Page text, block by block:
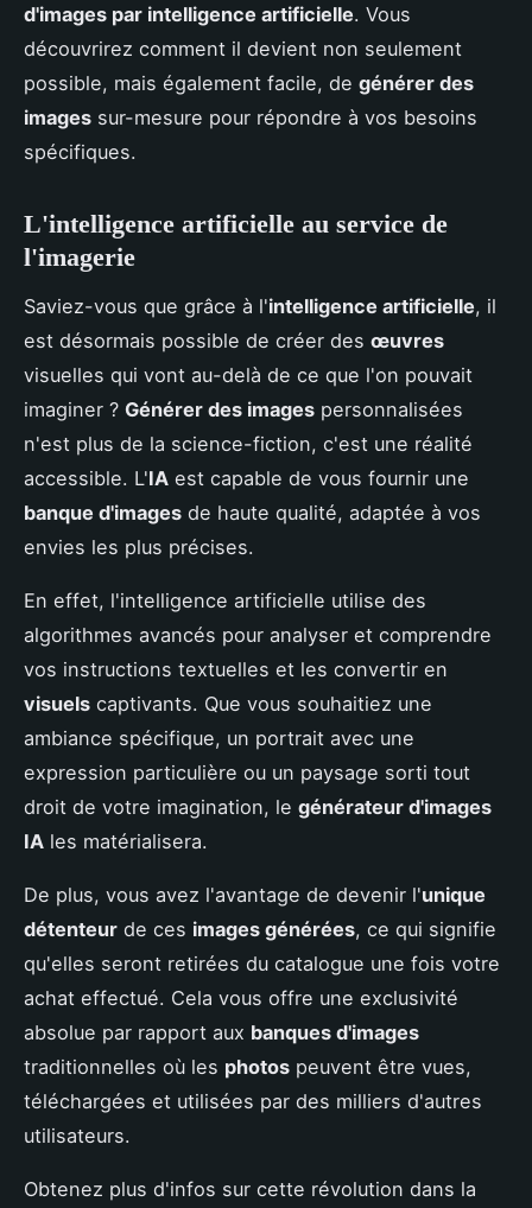
d'images par intelligence artificielle. Vous
découvrirez comment il devient non seulement
possible, mais également facile, de générer des
images sur-mesure pour répondre à vos besoins
spécifiques.
L'intelligence artificielle au service de
l'imagerie
Saviez-vous que grâce à l'intelligence artificielle, il
est désormais possible de créer des œuvres
visuelles qui vont au-delà de ce que l'on pouvait
imaginer ? Générer des images personnalisées
n'est plus de la science-fiction, c'est une réalité
accessible. L'IA est capable de vous fournir une
banque d'images de haute qualité, adaptée à vos
envies les plus précises.
En effet, l'intelligence artificielle utilise des
algorithmes avancés pour analyser et comprendre
vos instructions textuelles et les convertir en
visuels captivants. Que vous souhaitiez une
ambiance spécifique, un portrait avec une
expression particulière ou un paysage sorti tout
droit de votre imagination, le générateur d'images
IA les matérialisera.
De plus, vous avez l'avantage de devenir l'unique
détenteur de ces images générées, ce qui signifie
qu'elles seront retirées du catalogue une fois votre
achat effectué. Cela vous offre une exclusivité
absolue par rapport aux banques d'images
traditionnelles où les photos peuvent être vues,
téléchargées et utilisées par des milliers d'autres
utilisateurs.
Obtenez plus d'infos sur cette révolution dans la